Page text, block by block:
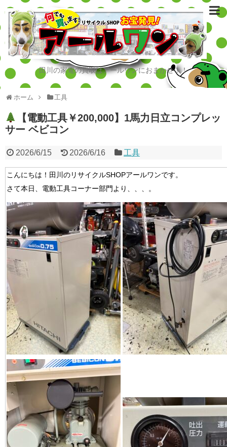
田川の家電の買取はアールワンにおまかせ！！
ホーム 工具
【電動工具￥200,000】1馬力日立コンプレッ
サー ベビコン
2026/6/15 2026/6/16 工具
こんにちは！田川のリサイクルSHOPアールワンです。
さて本日、電動工具コーナー部門より、、、。